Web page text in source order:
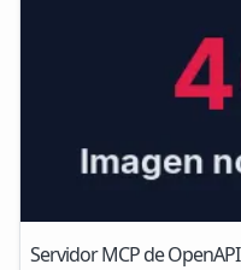
Servidor MCP de OpenAPI